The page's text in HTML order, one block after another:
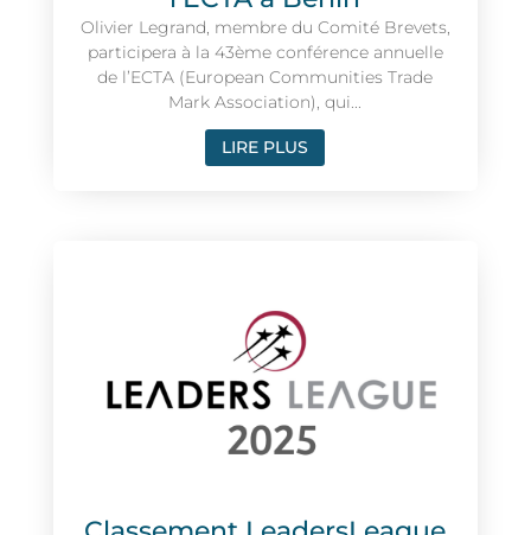
Olivier Legrand, membre du Comité Brevets,
participera à la 43ème conférence annuelle
de l’ECTA (European Communities Trade
Mark Association), qui...
LIRE PLUS